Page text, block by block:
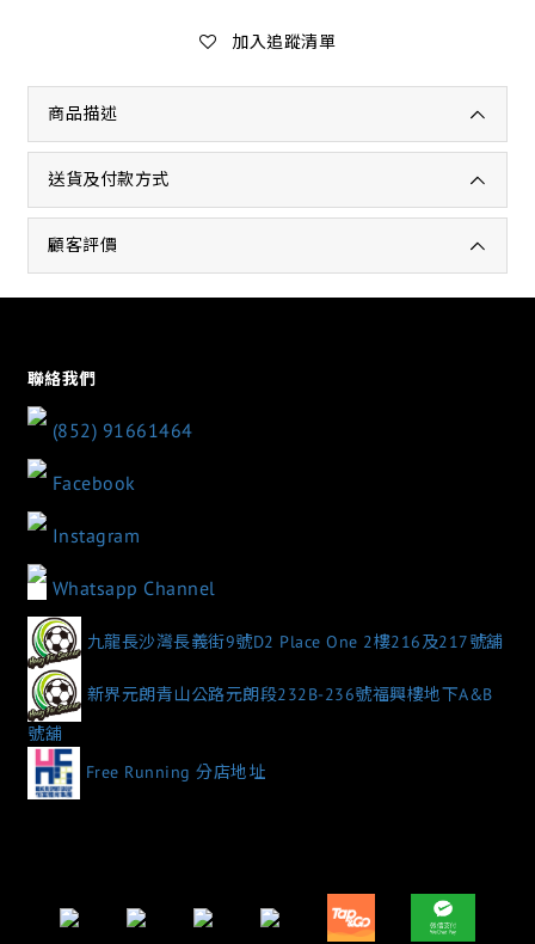
加入追蹤清單
商品描述
送貨及付款方式
顧客評價
聯絡我們
(852) 91661464
Facebook
Instagram
Whatsapp Channel
九龍長沙灣長義街9號D2 Place One 2樓216及217號舖
新界元朗青山公路元朗段232B-236號福興樓地下A&B
號舖
Free Running 分店地址